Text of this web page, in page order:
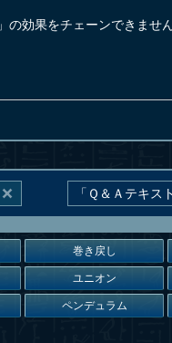
」の効果をチェーンできませ
巻き戻し
ユニオン
ペンデュラム